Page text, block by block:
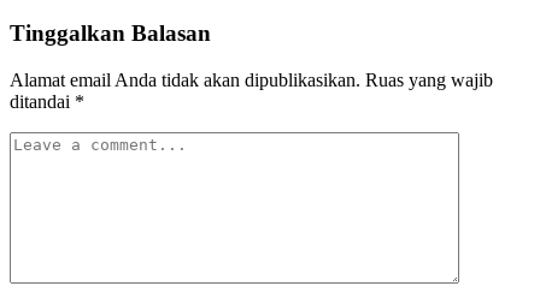
Tinggalkan Balasan
Alamat email Anda tidak akan dipublikasikan. Ruas yang wajib
ditandai *